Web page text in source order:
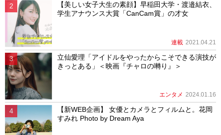
【美しい女子大生の素顔】早稲田大学・渡邉結衣、
学生アナウンス大賞「CanCam賞」の才女
連載 2021.04.21
立仙愛理「アイドルをやったからこそできる演技が
きっとある」＜映画『チャロの囀り』＞
エンタメ 2024.01.16
【新WEB企画】 女優とカメラとフィルムと。花岡
すみれ Photo by Dream Aya